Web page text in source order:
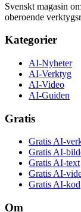
Svenskt magasin
oberoende
Kategorier
AI-Nyheter
AI-Verktyg
AI-Video
AI-Guiden
Gratis
Gratis AI-
Gratis AI-
Gratis AI-text
Gratis AI-
Gratis AI-kod
Om